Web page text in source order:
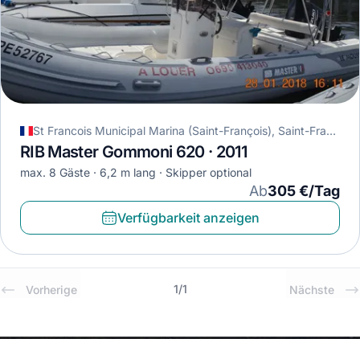
St Francois Municipal Marina (Saint-François), Saint-François, Guadeloupe
RIB Master Gommoni 620 · 2011
max. 8 Gäste 6,2 m lang Skipper optional
Ab305 €/Tag
Verfügbarkeit anzeigen
Vorherige 1/1 Nächste